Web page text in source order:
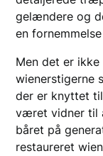
gelændere og
en
Men det er
wienerstigerne
der er knyttet
været vidner til
båret på
restaureret